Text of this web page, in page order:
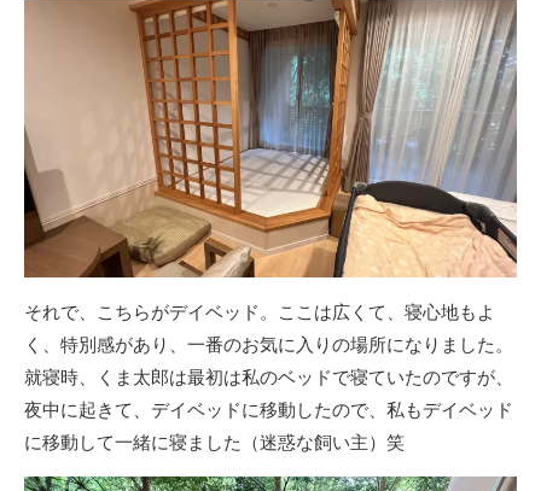
それで、こちらがデイベッド。ここは広くて、寝心地もよ
く、特別感があり、一番のお気に入りの場所になりました。
就寝時、くま太郎は最初は私のベッドで寝ていたのですが、
夜中に起きて、デイベッドに移動したので、私もデイベッド
に移動して一緒に寝ました（迷惑な飼い主）笑